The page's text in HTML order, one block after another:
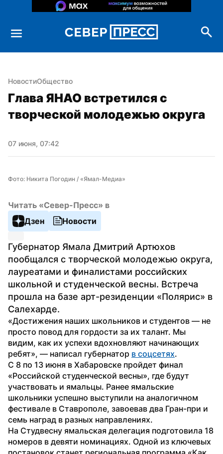
НовостиОбщество
Глава ЯНАО встретился с
творческой молодежью округа
07 июня, 07:42
Фото: Никита Погодин / «Ямал-Медиа»
Читать «Север-Пресс» в
Дзен
Новости
Губернатор Ямала Дмитрий Артюхов
пообщался с творческой молодежью округа,
лауреатами и финалистами российских
школьной и студенческой весны. Встреча
прошла на базе арт-резиденции «Полярис» в
Салехарде.
«Достижения наших школьников и студентов — не
просто повод для гордости за их талант. Мы
видим, как их успехи вдохновляют начинающих
ребят», — написал губернатор в соцсетях.
С 8 по 13 июня в Хабаровске пройдет финал
«Российской студенческой весны», где будут
участвовать и ямальцы. Ранее ямальские
школьники успешно выступили на аналогичном
фестивале в Ставрополе, завоевав два Гран-при и
семь наград в разных направлениях.
На Студвесну ямальская делегация подготовила 18
номеров в девяти номинациях. Одной из ключевых